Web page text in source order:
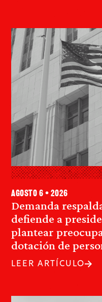
Demanda
defiende a
plantear
dotación de
agosto 6 • 2026
LEER ARTÍCULO